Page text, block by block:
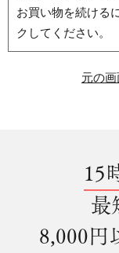
お買い物を続ける
クしてください。
元の
15
最
8,000円